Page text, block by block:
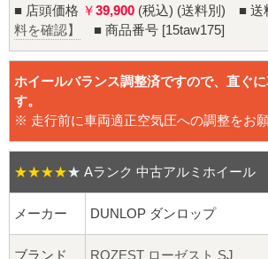
17インチ：夏タイヤホイール
18インチ：夏タイヤホイール
20インチ：夏タイヤホイール
ホイールナット
平面座ナット
■ 店頭価格 ￥39,900 (税込) (送料別) ■ 送
料を確認】
■ 商品番号 [15taw175]
ホイールバランス調整済ですので、直ぐ
す。
※ 走行前に車両適正空気圧への調整をお願
★★★★★ Aランク 中古アルミホイール
メーカー DUNLOP ダンロップ
ブランド ROZEST ローゼスト SJ